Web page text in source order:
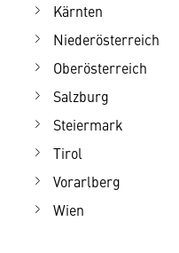
Kärnten
Niederösterreich
Oberösterreich
Salzburg
Steiermark
Tirol
Vorarlberg
Wien